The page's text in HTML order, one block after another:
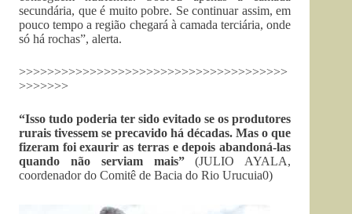
secundária, que é muito pobre. Se continuar assim, em
pouco tempo a região chegará à camada terciária, onde
só há rochas”, alerta.
>>>>>>>>>>>>>>>>>>>>>>>>>>>>>>>>>>>>>>
>>>>>>>
“Isso tudo poderia ter sido evitado se os produtores
rurais tivessem se precavido há décadas. Mas o que
fizeram foi exaurir as terras e depois abandoná-las
quando não serviam mais”(JULIO AYALA,
coordenador do Comitê de Bacia do Rio Urucuia0)